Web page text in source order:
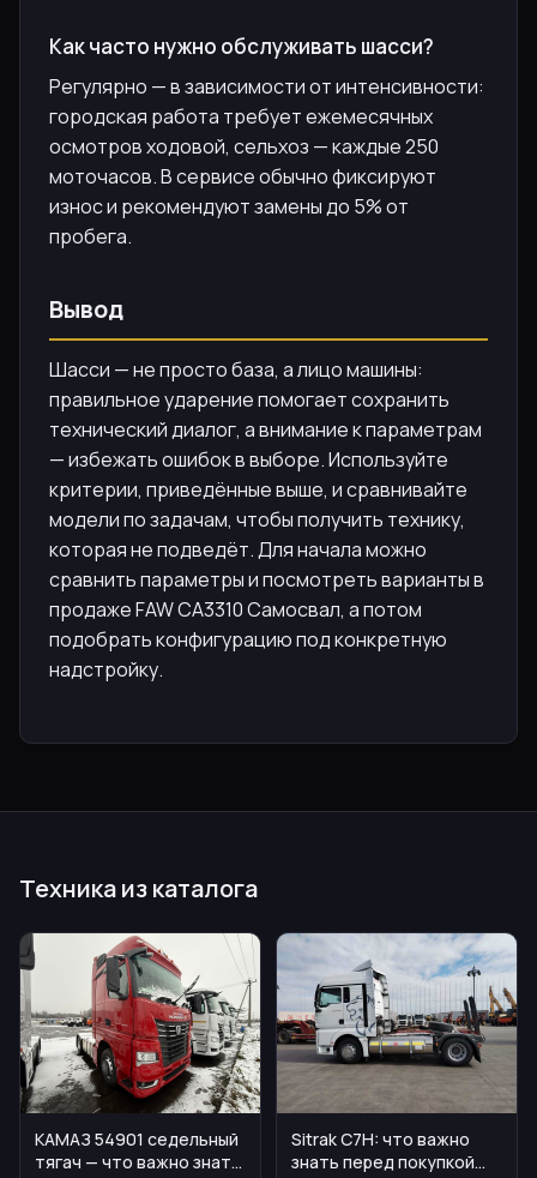
Как часто нужно обслуживать шасси?
Регулярно — в зависимости от интенсивности:
городская работа требует ежемесячных
осмотров ходовой, сельхоз — каждые 250
моточасов. В сервисе обычно фиксируют
износ и рекомендуют замены до 5% от
пробега.
Вывод
Шасси — не просто база, а лицо машины:
правильное ударение помогает сохранить
технический диалог, а внимание к параметрам
— избежать ошибок в выборе. Используйте
критерии, приведённые выше, и сравнивайте
модели по задачам, чтобы получить технику,
которая не подведёт. Для начала можно
сравнить параметры и посмотреть варианты в
продаже FAW CA3310 Самосвал, а потом
подобрать конфигурацию под конкретную
надстройку.
Техника из каталога
КАМАЗ 54901 седельный
тягач — что важно знать
Sitrak C7H: что важно
знать перед покупкой